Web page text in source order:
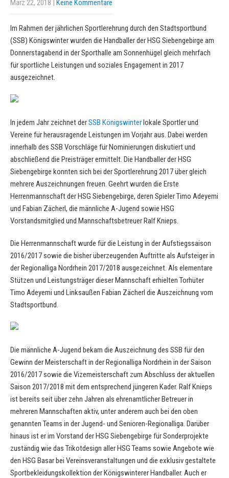
März 22, 2018 Keine Kommentare
Im Rahmen der jährlichen Sportlerehrung durch den Stadtsportbund
(SSB) Königswinter wurden die Handballer der HSG Siebengebirge am
Donnerstagabend in der Sporthalle am Sonnenhügel gleich mehrfach
für sportliche Leistungen und soziales Engagement in 2017
ausgezeichnet.
In jedem Jahr zeichnet derSSB Königswinterlokale Sportler und
Vereine für herausragende Leistungen im Vorjahr aus. Dabei werden
innerhalb des SSB Vorschläge für Nominierungen diskutiert und
abschließend die Preisträger ermittelt. Die Handballer der HSG
Siebengebirge konnten sich bei der Sportlerehrung 2017 über gleich
mehrere Auszeichnungen freuen. Geehrt wurden die Erste
Herrenmannschaft der HSG Siebengebirge, deren Spieler Timo Adeyemi
und Fabian Zächerl, die männliche A-Jugend sowie HSG
Vorstandsmitglied und Mannschaftsbetreuer Ralf Knieps.
Die Herrenmannschaft wurde für die Leistung in der Aufstiegssaison
2016/2017 sowie die bisher überzeugenden Auftritte als Aufsteiger in
der Regionalliga Nordrhein 2017/2018 ausgezeichnet. Als elementare
Stützen und Leistungsträger dieser Mannschaft erhielten Torhüter
Timo Adeyemi und Linksaußen Fabian Zächerl die Auszeichnung vom
Stadtsportbund.
Die männliche A-Jugend bekam die Auszeichnung des SSB für den
Gewinn der Meisterschaft in der Regionalliga Nordrhein in der Saison
2016/2017 sowie die Vizemeisterschaft zum Abschluss der aktuellen
Saison 2017/2018 mit dem entsprechend jüngeren Kader. Ralf Knieps
ist bereits seit über zehn Jahren als ehrenamtlicher Betreuer in
mehreren Mannschaften aktiv, unter anderem auch bei den oben
genannten Teams in der Jugend- und Senioren-Regionalliga. Darüber
hinaus ist er im Vorstand der HSG Siebengebirge für Sonderprojekte
zuständig wie das Trikotdesign aller HSG Teams sowie Angebote wie
den HSG Basar bei Vereinsveranstaltungen und die exklusiv gestaltete
Sportbekleidungskollektion der Königswinterer Handballer. Auch er